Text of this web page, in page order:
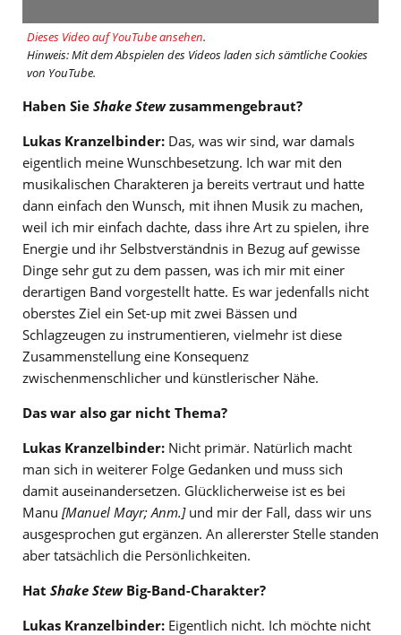
Dieses Video auf YouTube ansehen.
Hinweis: Mit dem Abspielen des Videos laden sich sämtliche Cookies
von YouTube.
Haben Sie Shake Stewzusammengebraut?
Lukas Kranzelbinder: Das, was wir sind, war damals
eigentlich meine Wunschbesetzung. Ich war mit den
musikalischen Charakteren ja bereits vertraut und hatte
dann einfach den Wunsch, mit ihnen Musik zu machen,
weil ich mir einfach dachte, dass ihre Art zu spielen, ihre
Energie und ihr Selbstverständnis in Bezug auf gewisse
Dinge sehr gut zu dem passen, was ich mir mit einer
derartigen Band vorgestellt hatte. Es war jedenfalls nicht
oberstes Ziel ein Set-up mit zwei Bässen und
Schlagzeugen zu instrumentieren, vielmehr ist diese
Zusammenstellung eine Konsequenz
zwischenmenschlicher und künstlerischer Nähe.
Das war also gar nicht Thema?
Lukas Kranzelbinder: Nicht primär. Natürlich macht
man sich in weiterer Folge Gedanken und muss sich
damit auseinandersetzen. Glücklicherweise ist es bei
Manu [Manuel Mayr; Anm.] und mir der Fall, dass wir uns
ausgesprochen gut ergänzen. An allererster Stelle standen
aber tatsächlich die Persönlichkeiten.
Hat Shake StewBig-Band-Charakter?
Lukas Kranzelbinder: Eigentlich nicht. Ich möchte nicht